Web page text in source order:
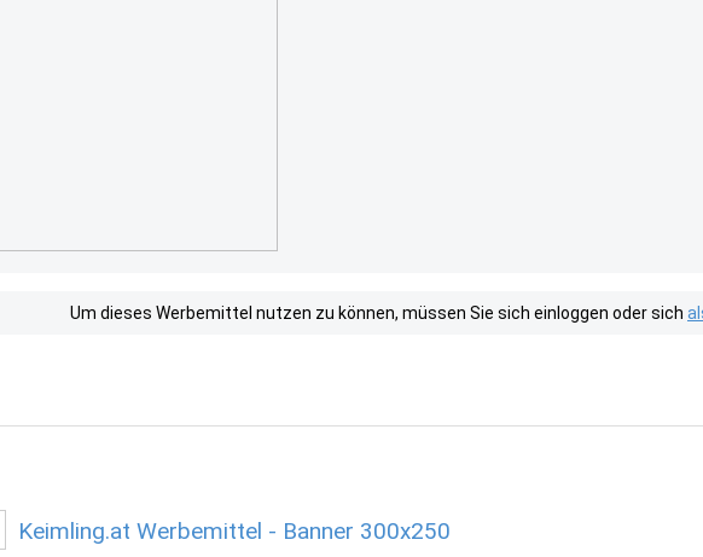
Um dieses Werbemittel nutzen zu können, müssen Sie sich einloggen oder sich
Keimling.at Werbemittel - Banner 300x250